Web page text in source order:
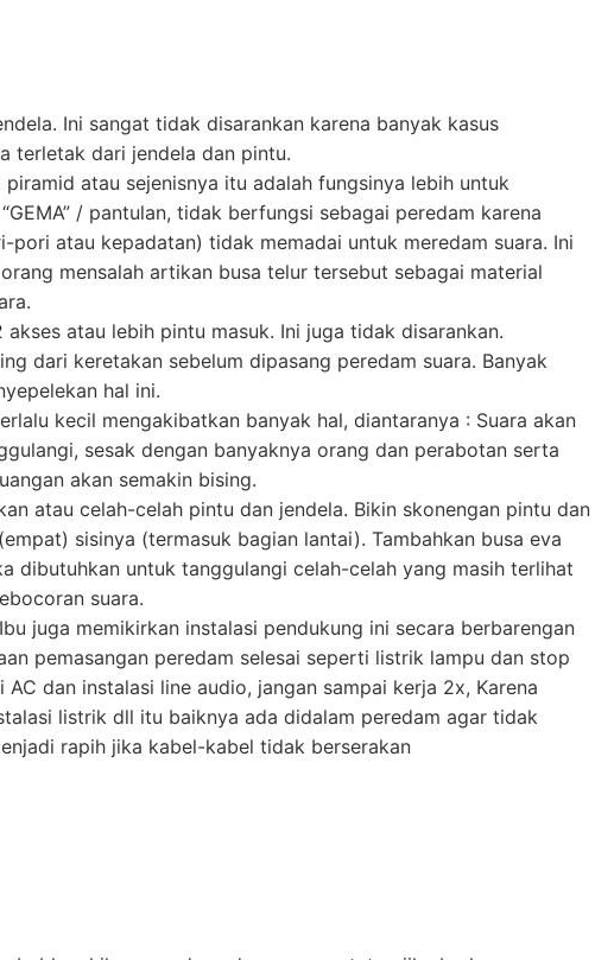
Ini sangat tidak disarankan karena banyak kasus
terletak dari jendela dan pintu.
piramid atau sejenisnya itu adalah fungsinya lebih untuk
/ pantulan, tidak berfungsi sebagai peredam karena
pori atau kepadatan) tidak memadai untuk meredam suara. Ini
mensalah artikan busa telur tersebut sebagai material
akses atau lebih pintu masuk. Ini juga tidak disarankan.
dari keretakan sebelum dipasang peredam suara. Banyak
hal ini.
kecil mengakibatkan banyak hal, diantaranya : Suara akan
sesak dengan banyaknya orang dan perabotan serta
akan semakin bising.
atau celah-celah pintu dan jendela. Bikin skonengan pintu dan
sisinya (termasuk bagian lantai). Tambahkan busa eva
dibutuhkan untuk tanggulangi celah-celah yang masih terlihat
suara.
juga memikirkan instalasi pendukung ini secara berbarengan
pemasangan peredam selesai seperti listrik lampu dan stop
AC dan instalasi line audio, jangan sampai kerja 2x, Karena
listrik dll itu baiknya ada didalam peredam agar tidak
rapih jika kabel-kabel tidak berserakan